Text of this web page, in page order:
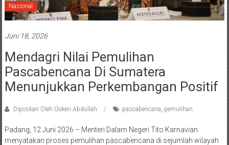
Nasional
Juni 18, 2026
Mendagri Nilai Pemulihan
Pascabencana Di Sumatera
Menunjukkan Perkembangan Positif
Diposkan Oleh:Goken Abdullah pascabencana, pemulihan
Padang, 12 Juni 2026 – Menteri Dalam Negeri Tito Karnavian
menyatakan proses pemulihan pascabencana di sejumlah wilayah